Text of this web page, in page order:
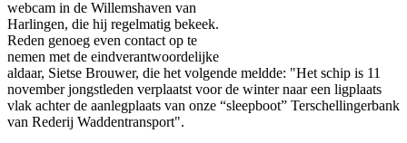
webcam in de Willemshaven van
Harlingen, die hij regelmatig bekeek.
Reden genoeg even contact op te
nemen met de eindverantwoordelijke
aldaar, Sietse Brouwer, die het volgende meldde: "Het schip is 11
november jongstleden verplaatst voor de winter naar een ligplaats
vlak achter de aanlegplaats van onze “sleepboot” Terschellingerbank
van Rederij Waddentransport".